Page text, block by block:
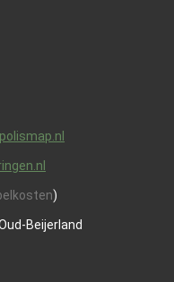
)
Beijerland